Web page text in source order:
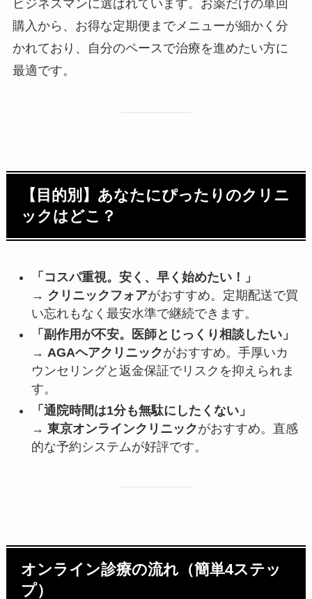
ビジネスマンに選ばれています。お薬だけの単回
購入から、お得な定期便までメニューが細かく分
かれており、自分のペースで治療を進めたい方に
最適です。
【目的別】あなたにぴったりのクリニ
ックはどこ？
「コスパ重視。安く、早く始めたい！」
→ クリニックフォアがおすすめ。定期配送で買
い忘れもなく最安水準で継続できます。
「副作用が不安。医師とじっくり相談したい」
→ AGAヘアクリニックがおすすめ。手厚いカ
ウンセリングと返金保証でリスクを抑えられま
す。
「通院時間は1分も無駄にしたくない」
→ 東京オンラインクリニックがおすすめ。直感
的な予約システムが好評です。
オンライン診療の流れ（簡単4ステッ
プ）